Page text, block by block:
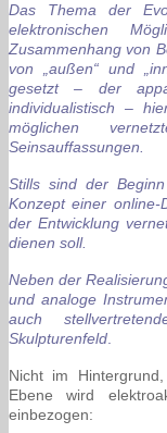
Das Thema der
elektronischen
Zusammenhang von
von „außen“ und
gesetzt – der
individualistisch –
möglichen
Seinsauffassungen.
Stills sind der
Konzept einer online-
der Entwicklung
dienen soll.
Neben der
und analoge
auch
Skulpturenfeld
Nicht im
Ebene wird
einbezogen: